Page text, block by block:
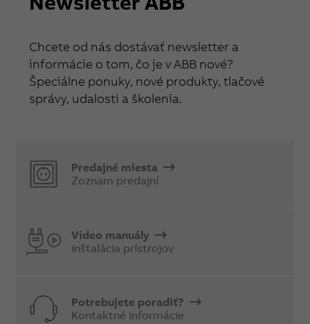
Chcete od nás dostávať newsletter a
informácie o tom, čo je v ABB nové?
Špeciálne ponuky, nové produkty, tlačové
správy, udalosti a školenia.
Predajné miesta
Zoznam predajní
Video manuály
inštalácia prístrojov
Potrebujete poradiť?
Kontaktné informácie